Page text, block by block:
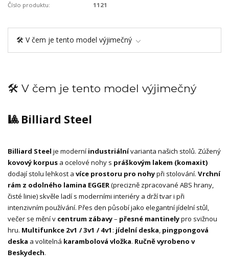
Číslo produktu: 1121
🛠️ V čem je tento model výjimečný
🛠️ V čem je tento model výjimečný
🎱 Billiard Steel
Billiard Steel je moderní industriálnívarianta našich stolů. Zúžený
kovový korpus a ocelové nohy s práškovým lakem (komaxit)
dodají stolu lehkost a více prostoru pro nohypři stolování. Vrchní
rám z odolného lamina EGGER(precizně zpracované ABS hrany,
čisté linie) skvěle ladí s moderními interiéry a drží tvar i při
intenzivním používání. Přes den působí jako elegantní jídelní stůl,
večer se mění v centrum zábavy– přesné mantinelypro svižnou
hru. Multifunkce 2v1 / 3v1 / 4v1 : jídelní deska, pingpongová
deska a volitelná karambolová vložka. Ručně vyrobeno v
Beskydech.